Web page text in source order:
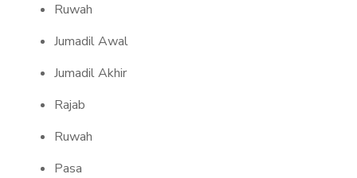
Ruwah
Jumadil Awal
Jumadil Akhir
Rajab
Ruwah
Pasa